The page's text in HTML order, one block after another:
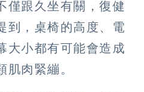
僅跟久坐有關，復健
到，桌椅的高度、電
大小都有可能會造成
肌肉緊繃。